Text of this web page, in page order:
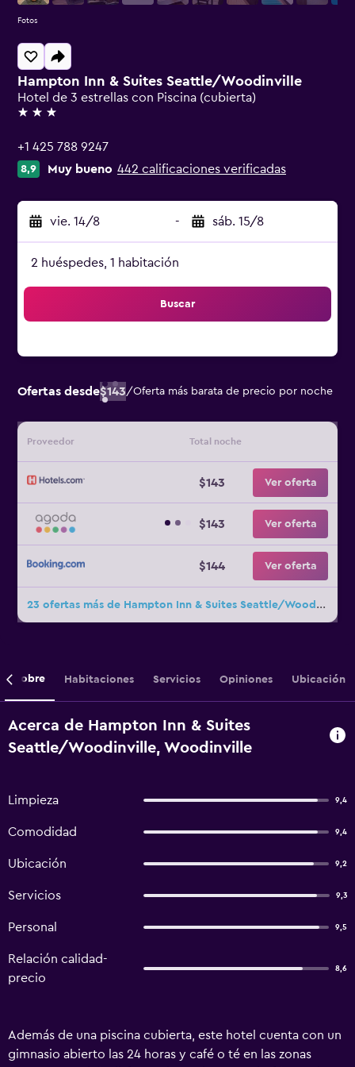
Hampton Inn & Suites Seattle/Woodinville
Hotel de 3 estrellas con Piscina (cubierta)
3 estrellas
+1 425 788 9247
8,9 Muy bueno 442 calificaciones verificadas
vie. 14/8 - sáb. 15/8
2 huéspedes, 1 habitación
Buscar
Ofertas desde$143/Oferta más barata de precio por noche
Proveedor Total noche
$143 Ver oferta
$143 Ver oferta
$144 Ver oferta
23 ofertas más de Hampton Inn & Suites Seattle/Woodinville
Fotos
Sobre Habitaciones Servicios Opiniones Ubicación
Acerca de Hampton Inn & Suites
Seattle/Woodinville, Woodinville
Limpieza 9,4
Comodidad 9,4
Ubicación 9,2
Servicios 9,3
Personal 9,5
Relación calidad-
precio
8,6
Además de una piscina cubierta, este hotel cuenta con un
gimnasio abierto las 24 horas y café o té en las zonas